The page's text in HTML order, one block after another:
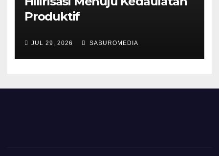
Produktif
JUL 29, 2026 SABUROMEDIA